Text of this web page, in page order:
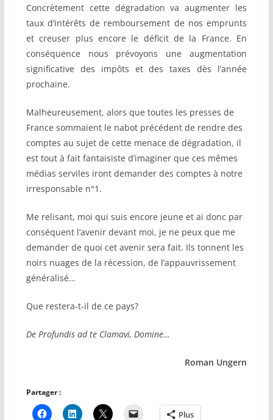
Concrètement cette dégradation va augmenter les
taux d’intérêts de remboursement de nos emprunts
et creuser plus encore le déficit de la France. En
conséquence nous prévoyons une augmentation
significative des impôts et des taxes dès l’année
prochaine.
Malheureusement, alors que toutes les presses de
France sommaient le nabot précédent de rendre des
comptes au sujet de cette menace de dégradation, il
est tout à fait fantaisiste d’imaginer que ces mêmes
médias serviles iront demander des comptes à notre
irresponsable n°1.
Me relisant, moi qui suis encore jeune et ai donc par
conséquent l’avenir devant moi, je ne peux que me
demander de quoi cet avenir sera fait. Ils tonnent les
noirs nuages de la récession, de l’appauvrissement
généralisé…
Que restera-t-il de ce pays?
De Profundis ad te Clamavi, Domine…
Roman Ungern
Partager :
Plus